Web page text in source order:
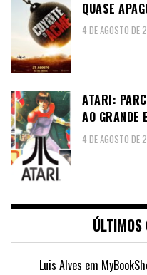
QUASE
4 DE AGOSTO DE
ATARI:
AO GRANDE
4 DE AGOSTO DE
Luis Alves em